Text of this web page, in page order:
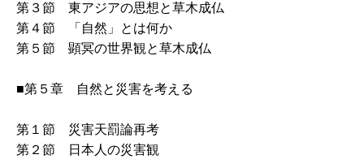
第３節 東アジアの思想と草木成仏
第４節 「自然」とは何か
第５節 顕冥の世界観と草木成仏
■第５章 自然と災害を考える
第１節 災害天罰論再考
第２節 日本人の災害観